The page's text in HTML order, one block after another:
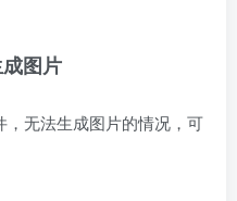
图片
无法生成图片的情况，可